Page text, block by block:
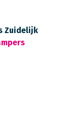
Zuidelijk